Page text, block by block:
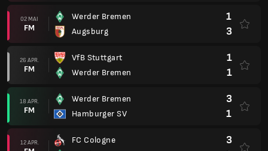
02 MAI
FM
Werder Bremen
Augsburg
1
3
26 APR.
FM
VfB Stuttgart
Werder Bremen
1
1
18 APR.
FM
Werder Bremen
Hamburger SV
3
1
12 APR.
FC Cologne
3